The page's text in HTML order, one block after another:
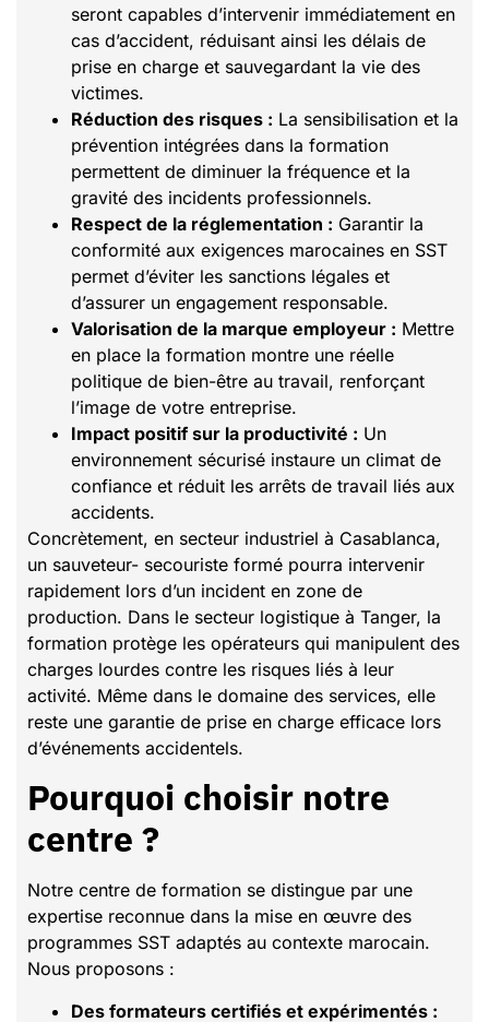
seront capables d’intervenir immédiatement en
cas d’accident, réduisant ainsi les délais de
prise en charge et sauvegardant la vie des
victimes.
Réduction des risques : La sensibilisation et la
prévention intégrées dans la formation
permettent de diminuer la fréquence et la
gravité des incidents professionnels.
Respect de la réglementation : Garantir la
conformité aux exigences marocaines en SST
permet d’éviter les sanctions légales et
d’assurer un engagement responsable.
Valorisation de la marque employeur : Mettre
en place la formation montre une réelle
politique de bien-être au travail, renforçant
l’image de votre entreprise.
Impact positif sur la productivité : Un
environnement sécurisé instaure un climat de
confiance et réduit les arrêts de travail liés aux
accidents.
Concrètement, en secteur industriel à Casablanca,
un sauveteur- secouriste formé pourra intervenir
rapidement lors d’un incident en zone de
production. Dans le secteur logistique à Tanger, la
formation protège les opérateurs qui manipulent des
charges lourdes contre les risques liés à leur
activité. Même dans le domaine des services, elle
reste une garantie de prise en charge efficace lors
d’événements accidentels.
Pourquoi choisir notre
centre ?
Notre centre de formation se distingue par une
expertise reconnue dans la mise en œuvre des
programmes SST adaptés au contexte marocain.
Nous proposons :
Des formateurs certifiés et expérimentés :